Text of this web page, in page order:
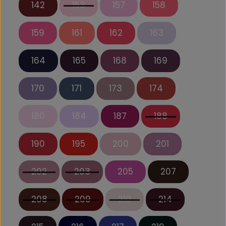
142 153 157 158
159 161 162 163
164 165 168 169
170 171 173 174
180 184 187 188
190 195 200 201
202 203 205 207
208 209 210 214